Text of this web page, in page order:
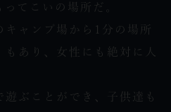
てこいの場所だ。
キャンプ場から1分の場所
あり、女性にも絶対に人
遊ぶことができ、子供達も